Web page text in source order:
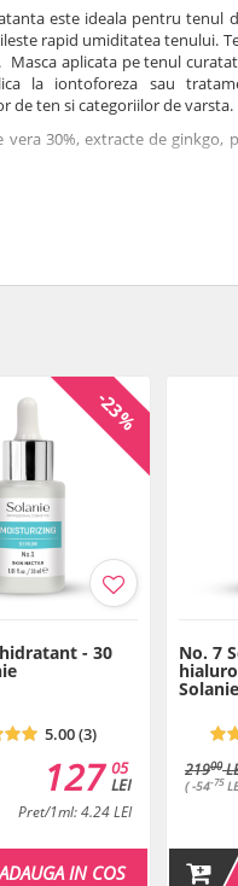
este ideala pentru tenul
rapid umiditatea tenului.
Masca aplicata pe tenul
la iontoforeza sau
ten si categoriilor de varsta.
vera 30%, extracte de ginkgo,
si 250 ml.
Leaf Extract, Glycerin,
40 Hydrogenated
de la prima deschidere a
-23%
- 30
5.00 (3)
05
LEI
127
Pret/1ml: 4.24 LEI
ADAUGA IN COS
No. 7
Solanie
21900
( -54-75